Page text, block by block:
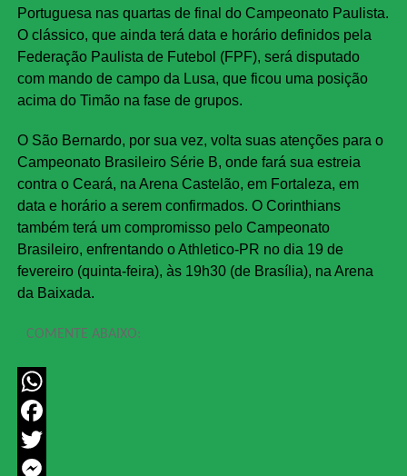
Portuguesa nas quartas de final do Campeonato Paulista.
O clássico, que ainda terá data e horário definidos pela
Federação Paulista de Futebol (FPF), será disputado
com mando de campo da Lusa, que ficou uma posição
acima do Timão na fase de grupos.
O São Bernardo, por sua vez, volta suas atenções para o
Campeonato Brasileiro Série B, onde fará sua estreia
contra o Ceará, na Arena Castelão, em Fortaleza, em
data e horário a serem confirmados. O Corinthians
também terá um compromisso pelo Campeonato
Brasileiro, enfrentando o Athletico-PR no dia 19 de
fevereiro (quinta-feira), às 19h30 (de Brasília), na Arena
da Baixada.
COMENTE ABAIXO:
WhatsApp
Facebook
Twitter